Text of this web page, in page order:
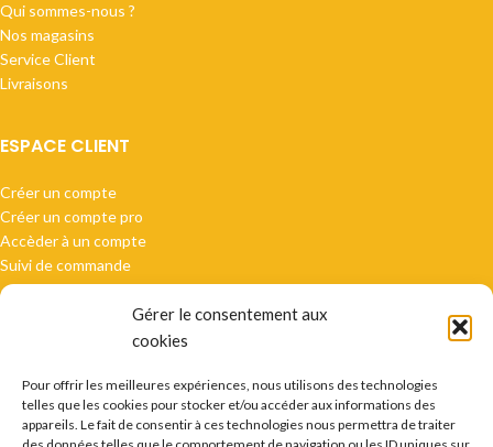
Gérer le consentement aux
cookies
Pour offrir les meilleures expériences, nous utilisons des technologies
telles que les cookies pour stocker et/ou accéder aux informations des
appareils. Le fait de consentir à ces technologies nous permettra de traiter
Qui sommes-nous ?
Nos magasins
Service Client
Livraisons
ESPACE CLIENT
Créer un compte
Créer un compte pro
Accèder à un compte
Suivi de commande
Paiement sécurisé